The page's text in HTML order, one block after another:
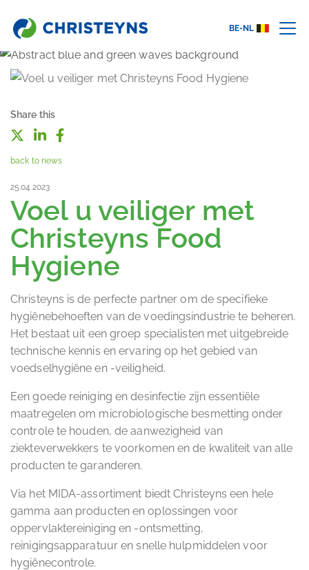
BE-NL
Share this
back to news
25.04.2023
Voel u veiliger met
Christeyns Food
Hygiene
Christeyns is de perfecte partner om de specifieke
hygiënebehoeften van de voedingsindustrie te beheren.
Het bestaat uit een groep specialisten met uitgebreide
technische kennis en ervaring op het gebied van
voedselhygiëne en -veiligheid.
Een goede reiniging en desinfectie zijn essentiële
maatregelen om microbiologische besmetting onder
controle te houden, de aanwezigheid van
ziekteverwekkers te voorkomen en de kwaliteit van alle
producten te garanderen.
Via het MIDA-assortiment biedt Christeyns een hele
gamma aan producten en oplossingen voor
oppervlaktereiniging en -ontsmetting,
reinigingsapparatuur en snelle hulpmiddelen voor
hygiënecontrole.